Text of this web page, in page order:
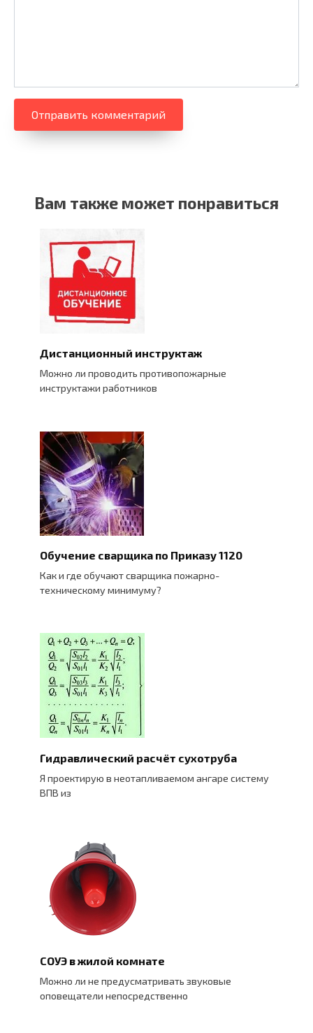
Вам также может понравиться
Дистанционный инструктаж
Можно ли проводить противопожарные
инструктажи работников
Обучение сварщика по Приказу 1120
Как и где обучают сварщика пожарно-
техническому минимуму?
Гидравлический расчёт сухотруба
Я проектирую в неотапливаемом ангаре систему
ВПВ из
СОУЭ в жилой комнате
Можно ли не предусматривать звуковые
оповещатели непосредственно